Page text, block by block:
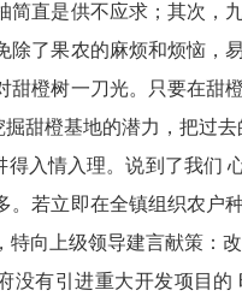
简直是供不应求；其次，
了果农的麻烦和烦恼，
甜橙树一刀光。只要在甜
甜橙基地的潜力，把过去
情入理。说到了我们
。若立即在全镇组织农户
向上级领导建言献策：
有引进重大开发项目的